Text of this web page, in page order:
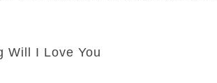
Will I Love You